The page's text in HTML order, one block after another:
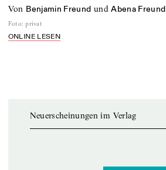
von Benjamin Freund und Abena Freund
Foto: privat
ONLINE LESEN
Neuerscheinungen im Verlag